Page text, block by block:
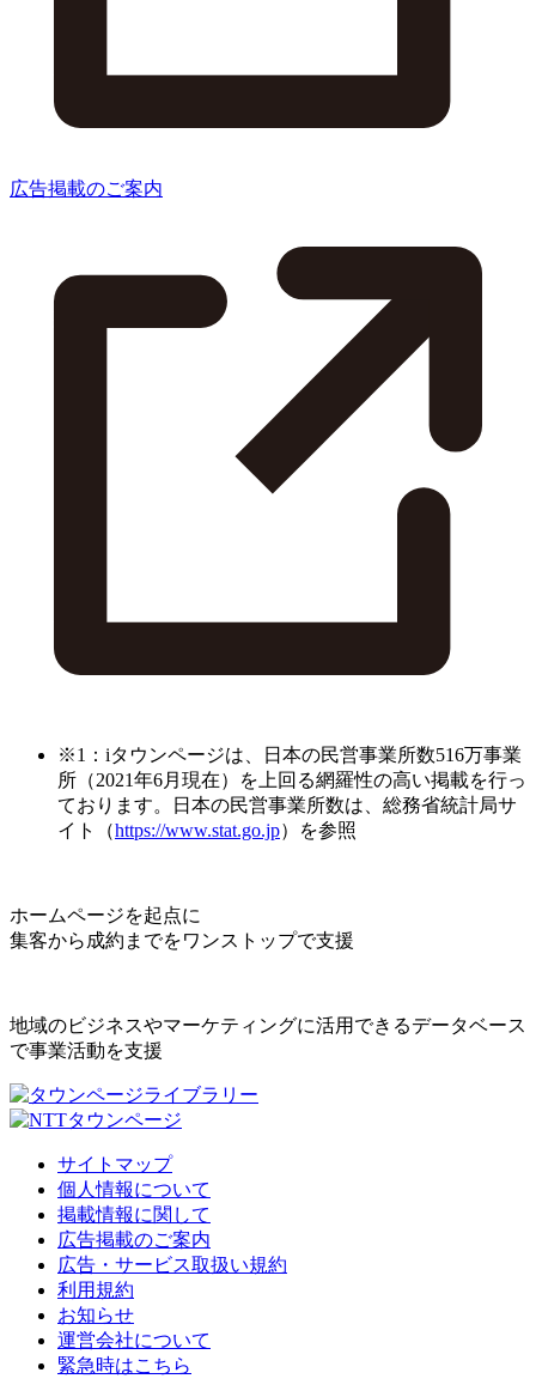
広告掲載のご案内
※1：iタウンページは、日本の民営事業所数516万事業
所（2021年6月現在）を上回る網羅性の高い掲載を行っ
ております。日本の民営事業所数は、総務省統計局サ
イト（https://www.stat.go.jp）を参照
ホームページを起点に
集客から成約までをワンストップで支援
地域のビジネスやマーケティングに活用できるデータベース
で事業活動を支援
サイトマップ
個人情報について
掲載情報に関して
広告掲載のご案内
広告・サービス取扱い規約
利用規約
お知らせ
運営会社について
緊急時はこちら